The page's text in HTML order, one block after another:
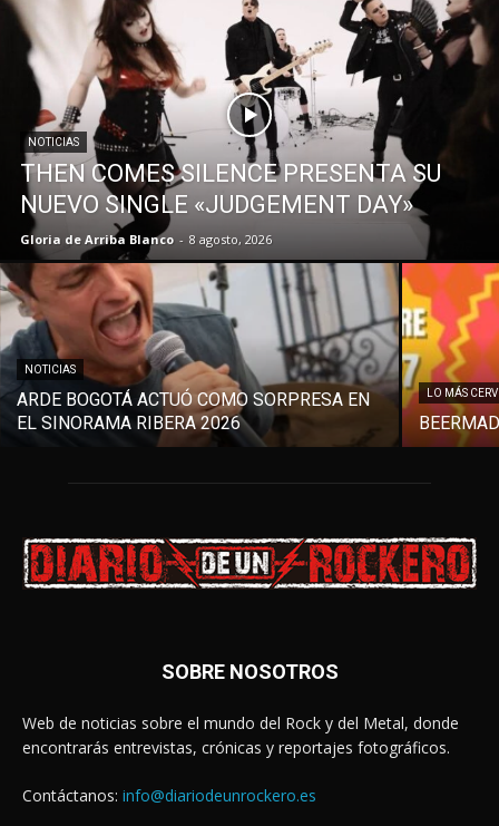
NOTICIAS
THEN COMES SILENCE PRESENTA SU
NUEVO SINGLE «JUDGEMENT DAY»
Gloria de Arriba Blanco - 8 agosto, 2026
NOTICIAS
ARDE BOGOTÁ ACTUÓ COMO SORPRESA EN
EL SINORAMA RIBERA 2026
LO MÁS
SOBRE NOSOTROS
Web de noticias sobre el mundo del Rock y del Metal, donde
encontrarás entrevistas, crónicas y reportajes fotográficos.
Contáctanos: info@diariodeunrockero.es